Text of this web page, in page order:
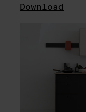
Download